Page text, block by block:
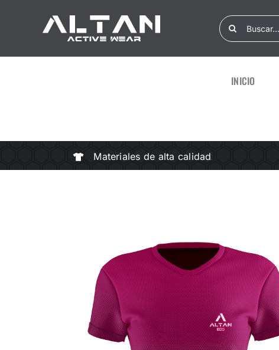
Search
for:
INICIO
Materiales de alta calidad